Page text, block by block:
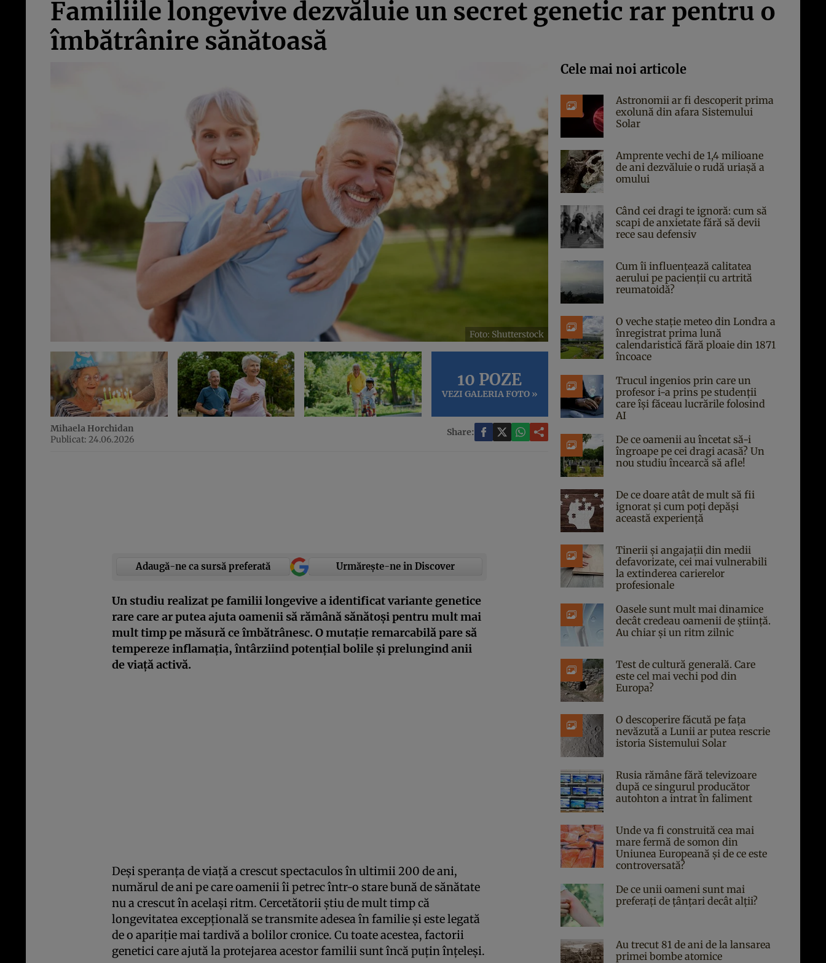
Familiile longevive dezvăluie un secret genetic rar pentru o
îmbătrânire sănătoasă
Foto: Shutterstock
10 POZE
VEZI GALERIA FOTO »
Mihaela Horchidan
Publicat: 24.06.2026
Share:
Adaugă-ne ca sursă preferată Urmărește-ne in Discover
Un studiu realizat pe familii longevive a identificat variante genetice
rare care ar putea ajuta oamenii să rămână sănătoși pentru mult mai
mult timp pe măsură ce îmbătrânesc. O mutație remarcabilă pare să
tempereze inflamația, întârziind potențial bolile și prelungind anii
de viață activă.
Deși speranța de viață a crescut spectaculos în ultimii 200 de ani,
numărul de ani pe care oamenii îi petrec într-o stare bună de sănătate
nu a crescut în același ritm. Cercetătorii știu de mult timp că
longevitatea excepțională se transmite adesea în familie și este legată
de o apariție mai tardivă a bolilor cronice. Cu toate acestea, factorii
genetici care ajută la protejarea acestor familii sunt încă puțin înțeleși.
Cele mai noi articole
Astronomii ar fi descoperit prima
exolună din afara Sistemului
Solar
Amprente vechi de 1,4 milioane
de ani dezvăluie o rudă uriașă a
omului
Când cei dragi te ignoră: cum să
scapi de anxietate fără să devii
rece sau defensiv
Cum îi influențează calitatea
aerului pe pacienții cu artrită
reumatoidă?
O veche stație meteo din Londra a
înregistrat prima lună
calendaristică fără ploaie din 1871
încoace
Trucul ingenios prin care un
profesor i-a prins pe studenții
care își făceau lucrările folosind
AI
De ce oamenii au încetat să-i
îngroape pe cei dragi acasă? Un
nou studiu încearcă să afle!
De ce doare atât de mult să fii
ignorat și cum poți depăși
această experiență
Tinerii și angajații din medii
defavorizate, cei mai vulnerabili
la extinderea carierelor
profesionale
Oasele sunt mult mai dinamice
decât credeau oamenii de știință.
Au chiar și un ritm zilnic
Test de cultură generală. Care
este cel mai vechi pod din
Europa?
O descoperire făcută pe fața
nevăzută a Lunii ar putea rescrie
istoria Sistemului Solar
Rusia rămâne fără televizoare
după ce singurul producător
autohton a intrat în faliment
Unde va fi construită cea mai
mare fermă de somon din
Uniunea Europeană și de ce este
controversată?
De ce unii oameni sunt mai
preferați de țânțari decât alții?
Au trecut 81 de ani de la lansarea
primei bombe atomice